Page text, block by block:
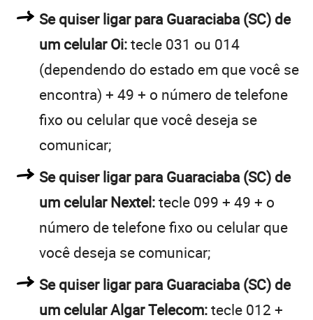
Se quiser ligar para Guaraciaba (SC) de
um celular Oi:tecle 031 ou 014
(dependendo do estado em que você se
encontra) + 49 + o número de telefone
fixo ou celular que você deseja se
comunicar;
Se quiser ligar para Guaraciaba (SC) de
um celular Nextel:tecle 099 + 49 + o
número de telefone fixo ou celular que
você deseja se comunicar;
Se quiser ligar para Guaraciaba (SC) de
um celular Algar Telecom:tecle 012 +